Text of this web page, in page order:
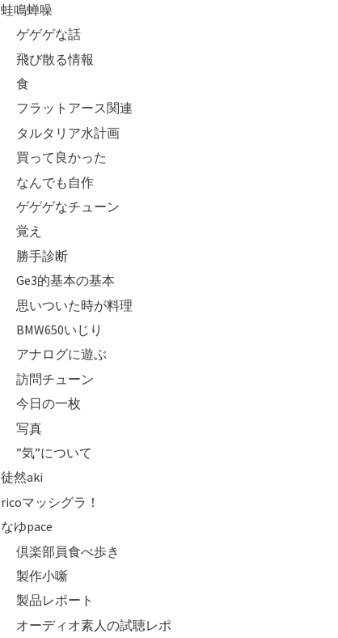
蛙鳴蝉噪
ゲゲゲな話
飛び散る情報
食
フラットアース関連
タルタリア水計画
買って良かった
なんでも自作
ゲゲゲなチューン
覚え
勝手診断
Ge3的基本の基本
思いついた時が料理
BMW650いじり
アナログに遊ぶ
訪問チューン
今日の一枚
写真
”気”について
徒然aki
ricoマッシグラ！
なゆpace
倶楽部員食べ歩き
製作小噺
製品レポート
オーディオ素人の試聴レポ